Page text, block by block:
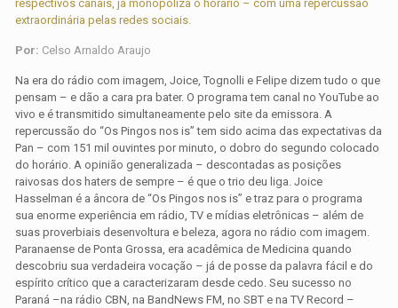
respectivos canais, já monopoliza o horário – com uma repercussão
extraordinária pelas redes sociais.
Por: Celso Arnaldo Araujo
Na era do rádio com imagem, Joice, Tognolli e Felipe dizem tudo o que
pensam – e dão a cara pra bater. O programa tem canal no YouTube ao
vivo e é transmitido simultaneamente pelo site da emissora. A
repercussão do “Os Pingos nos is” tem sido acima das expectativas da
Pan – com 151 mil ouvintes por minuto, o dobro do segundo colocado
do horário. A opinião generalizada – descontadas as posições
raivosas dos haters de sempre – é que o trio deu liga. Joice
Hasselman é a âncora de “Os Pingos nos is” e traz para o programa
sua enorme experiência em rádio, TV e mídias eletrônicas – além de
suas proverbiais desenvoltura e beleza, agora no rádio com imagem.
Paranaense de Ponta Grossa, era acadêmica de Medicina quando
descobriu sua verdadeira vocação – já de posse da palavra fácil e do
espírito crítico que a caracterizaram desde cedo. Seu sucesso no
Paraná –na rádio CBN, na BandNews FM, no SBT e na TV Record –